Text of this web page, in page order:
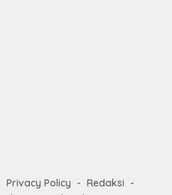
Privacy Policy
Redaksi